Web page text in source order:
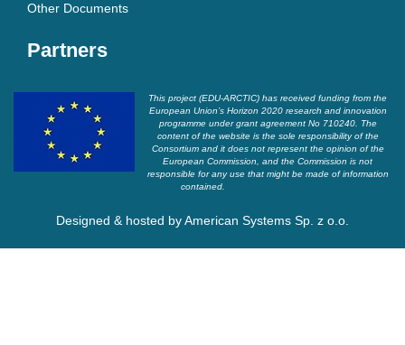
Other Documents
Partners
This project (EDU-ARCTIC) has received funding from the
European Union’s Horizon 2020 research and innovation
programme under grant agreement No 710240. The
content of the website is the sole responsibility of the
Consortium and it does not represent the opinion of the
European Commission, and the Commission is not
responsible for any use that might be made of information
contained.
Designed & hosted byAmerican Systems Sp. z o.o.